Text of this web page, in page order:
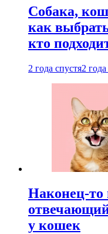
Собака,
как
кто
2 года спустя2
Наконец-то
у кошек